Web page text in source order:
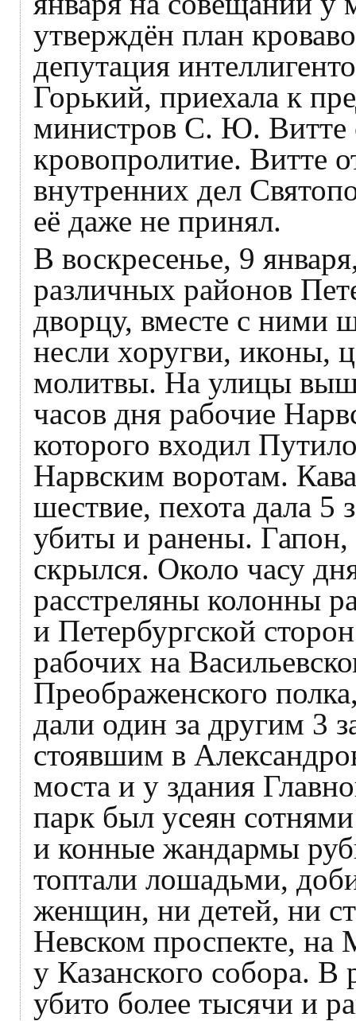
утверждён план
депутация
Горький, приехала к
министров С. Ю. Витте
кровопролитие. Витте
внутренних дел
её даже не принял.
В воскресенье, 9
различных районов
дворцу, вместе с ними
несли хоругви, иконы,
молитвы. На улицы
часов дня рабочие
которого входил
Нарвским воротам.
шествие, пехота дала 5
убиты и ранены.
скрылся. Около часу
расстреляны колонны
и Петербургской
рабочих на
Преображенского
дали один за другим 3
стоявшим в
моста и у здания
парк был усеян
и конные жандармы
топтали лошадьми,
женщин, ни детей, ни
Невском проспекте, на
у Казанского собора. В
убито более тысячи и